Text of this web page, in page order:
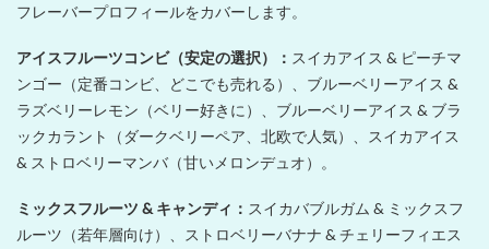
フレーバープロフィールをカバーします。
アイスフルーツコンビ（安定の選択）： スイカアイス & ピーチマ
ンゴー（定番コンビ、どこでも売れる）、ブルーベリーアイス &
ラズベリーレモン（ベリー好きに）、ブルーベリーアイス & ブラ
ックカラント（ダークベリーペア、北欧で人気）、スイカアイス
& ストロベリーマンバ（甘いメロンデュオ）。
ミックスフルーツ & キャンディ： スイカバブルガム & ミックスフ
ルーツ（若年層向け）、ストロベリーバナナ & チェリーフィエス